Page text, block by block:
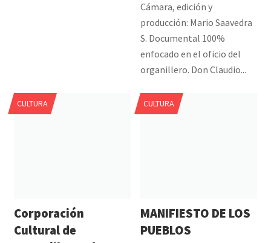
Cámara, edición y
producción: Mario Saavedra
S. Documental 100%
enfocado en el oficio del
organillero. Don Claudio...
CULTURA
Corporación
Cultural de
CULTURA
MANIFIESTO DE LOS
PUEBLOS